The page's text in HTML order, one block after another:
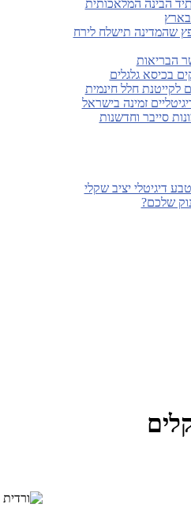
בארץ
שהמדינה תישלח לירח
הבריאות
בכיסא גלגלים
לקייטנת חלל חינמית
סייבר וחדשנות
דיגיטלי יציב שקלי
שלכם?